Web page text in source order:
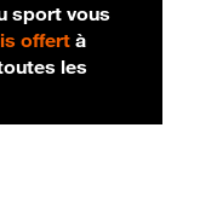
sport vous
offertà
les